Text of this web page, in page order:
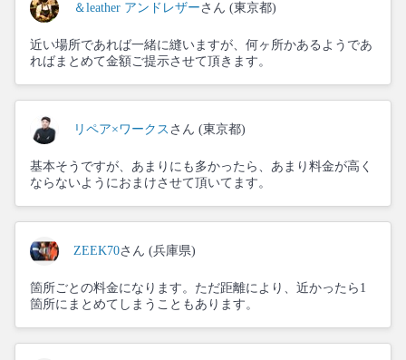
＆leather アンドレザー さん (東京都)
近い場所であれば一緒に縫いますが、何ヶ所かあるようであ
ればまとめて金額ご提示させて頂きます。
リペア×ワークス さん (東京都)
基本そうですが、あまりにも多かったら、あまり料金が高く
ならないようにおまけさせて頂いてます。
ZEEK70さん (兵庫県)
箇所ごとの料金になります。ただ距離により、近かったら1
箇所にまとめてしまうこともあります。